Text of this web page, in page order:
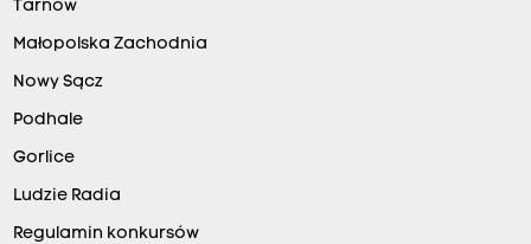
Tarnów
Małopolska Zachodnia
Nowy Sącz
Podhale
Gorlice
Ludzie Radia
Regulamin konkursów